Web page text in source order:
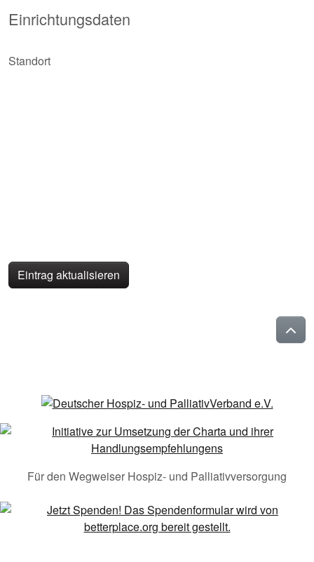
Einrichtungsdaten
Standort
Eintrag aktualisieren
Für den Wegweiser Hospiz- und Palliativversorgung